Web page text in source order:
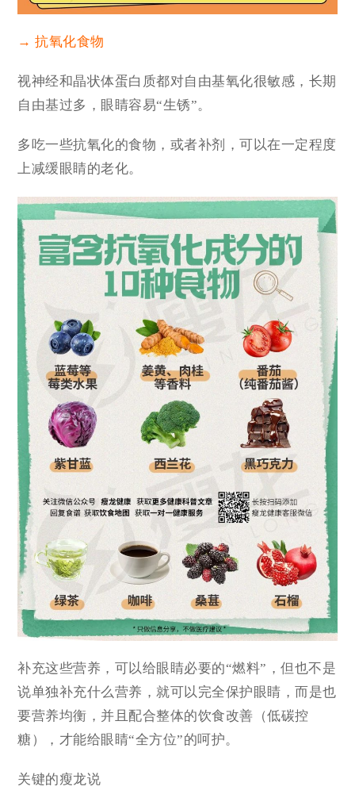
→ 抗氧化食物
视神经和晶状体蛋白质都对自由基氧化很敏感，长期
自由基过多，眼睛容易“生锈”。
多吃一些抗氧化的食物，或者补剂，可以在一定程度
上减缓眼睛的老化。
补充这些营养，可以给眼睛必要的“燃料”，但也不是
说单独补充什么营养，就可以完全保护眼睛，而是也
要营养均衡，并且配合整体的饮食改善（低碳控
糖），才能给眼睛“全方位”的呵护。
关键的瘦龙说